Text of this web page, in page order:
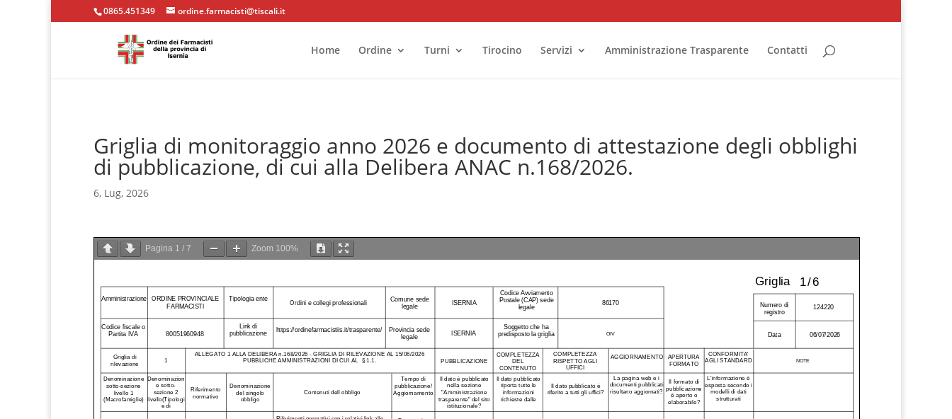
0865.451349 ordine.farmacisti@tiscali.it
Home Ordine Turni Tirocino Servizi Amministrazione Trasparente Contatti
Griglia di monitoraggio anno 2026 e documento di attestazione degli obblighi
di pubblicazione, di cui alla Delibera ANAC n.168/2026.
6, Lug, 2026
Pagina 1 / 7 Zoom 100%